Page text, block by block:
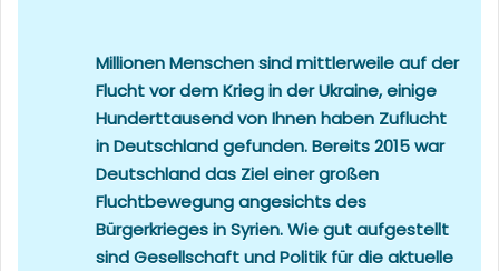
Millionen Menschen sind mittlerweile auf der
Flucht vor dem Krieg in der Ukraine, einige
Hunderttausend von Ihnen haben Zuflucht
in Deutschland gefunden. Bereits 2015 war
Deutschland das Ziel einer großen
Fluchtbewegung angesichts des
Bürgerkrieges in Syrien. Wie gut aufgestellt
sind Gesellschaft und Politik für die aktuelle